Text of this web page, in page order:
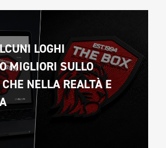
LOGHI
MIGLIORI SULLO
NELLA REALTÀ E